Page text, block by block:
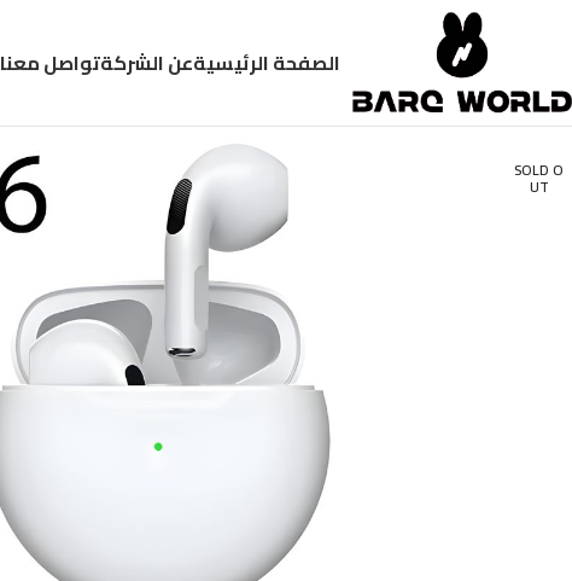
الصفحة الرئيسيةعن الشركةتواصل معنا
SOLD O
UT